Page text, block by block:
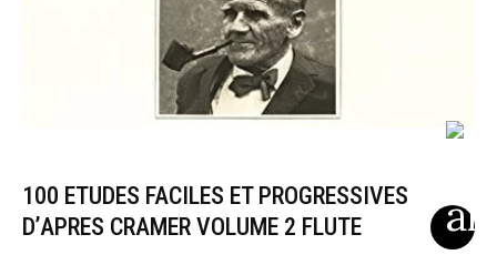
100 ETUDES FACILES ET PROGRESSIVES
D’APRES CRAMER VOLUME 2 FLUTE